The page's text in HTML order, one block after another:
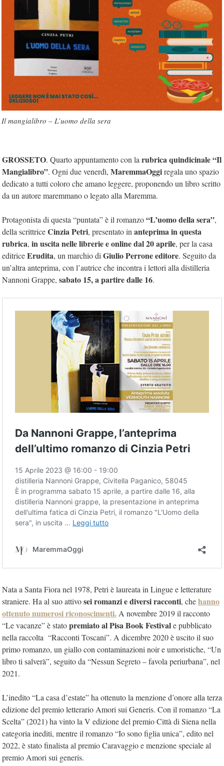
Il mangialibro – L’uomo della sera
GROSSETO. Quarto appuntamento con la rubrica quindicinale “Il
Mangialibro”. Ogni due venerdì, MaremmaOggiregala uno spazio
dedicato a tutti coloro che amano leggere, proponendo un libro scritto
da un autore maremmano o legato alla Maremma.
Protagonista di questa “puntata” è il romanzo“L’uomo della sera”,
della scrittriceCinzia Petri, presentato in anteprima in questa
rubrica, in uscita nelle librerie e online dal 20 aprile, per la casa
editriceErudita, un marchio di Giulio Perrone editore. Seguito da
un’altra anteprima, con l’autrice che incontra i lettori alla distilleria
Nannoni Grappe, sabato 15, a partire dalle 16.
Nata a Santa Fiora nel 1978, Petri è laureata in Lingue e letterature
straniere. Ha al suo attivosei romanzi e diversi racconti, chehanno
ottenuto numerosi riconoscimenti. A novembre 2019 il racconto
“Le vacanze” è statopremiato al Pisa Book Festivale pubblicato
nella raccolta “Racconti Toscani”. A dicembre 2020 è uscito il suo
primo romanzo, un giallo con contaminazioni noir e umoristiche, “Un
libro ti salverà”, seguito da “Nessun Segreto – favola periurbana”, nel
2021.​
L’inedito​ “La casa d’estate”​ ha ottenuto la menzione d’onore alla terza
edizione del premio letterario Amori sui Generis. Con il romanzo “La
Scelta” (2021) ha vinto la V edizione del premio Città di Siena nella
categoria inediti, mentre il romanzo “Io sono figlia unica”, edito nel
2022, è stato finalista al premio Caravaggio e menzione speciale al
premio Amori sui generis.